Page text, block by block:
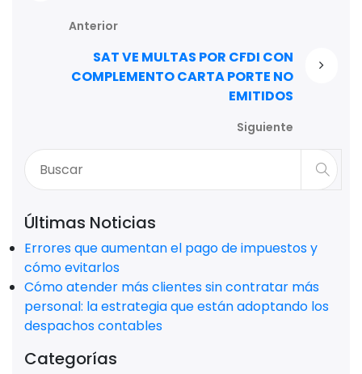
Anterior
SAT VE MULTAS POR CFDI CON
COMPLEMENTO CARTA PORTE NO
EMITIDOS
Siguiente
Últimas Noticias
Errores que aumentan el pago de impuestos y
cómo evitarlos
Cómo atender más clientes sin contratar más
personal: la estrategia que están adoptando los
despachos contables
Categorías